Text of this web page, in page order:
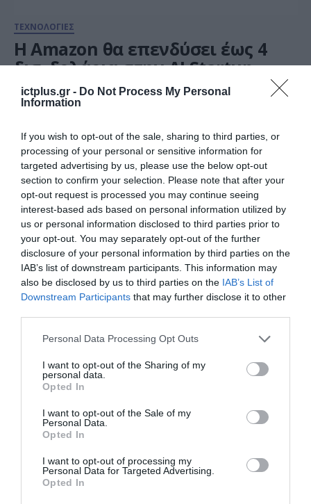
ictplus.gr - Do Not Process My Personal
Information
If you wish to opt-out of the sale, sharing to third parties, or
processing of your personal or sensitive information for
targeted advertising by us, please use the below opt-out
section to confirm your selection. Please note that after your
opt-out request is processed you may continue seeing
interest-based ads based on personal information utilized by
us or personal information disclosed to third parties prior to
your opt-out. You may separately opt-out of the further
disclosure of your personal information by third parties on the
IAB’s list of downstream participants. This information may
also be disclosed by us to third parties on the IAB’s List of
Downstream Participants that may further disclose it to other
Please note that this website/app uses one or more Google
not limited to your visit or usage behaviour. You may click to
grant or deny consent to Google and its third-party tags to
use your data for below specified purposes in below Google
consent section.
Personal Data Processing Opt Outs
I want to opt-out of the Sharing of my
personal data.
Opted In
I want to opt-out of the Sale of my
Personal Data.
Opted In
I want to opt-out of processing my
Personal Data for Targeted Advertising.
Opted In
ΤΕΧΝΟΛΟΓΙΕΣ
Η Amazon θα επενδύσει έως 4
δισ. δολάρια στην ΑΙ Startup
Anthropic
25.09.2023
ΕΡΕΥΝΑ & ΚΑΙΝΟΤΟΜΙΑ
διακρίνεται σε διεθνή
διαγωνισμό Τεχνητής
Νοημοσύνης
25.09.2023